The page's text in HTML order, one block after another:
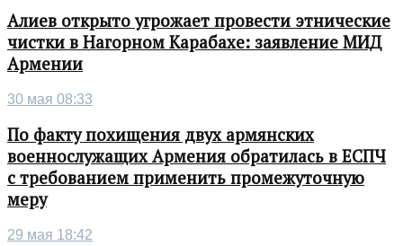
Алиев открыто угрожает провести этнические
чистки в Нагорном Карабахе: заявление МИД
Армении
30 мая 08:33
По факту похищения двух армянских
военнослужащих Армения обратилась в ЕСПЧ
с требованием применить промежуточную
меру
29 мая 18:42